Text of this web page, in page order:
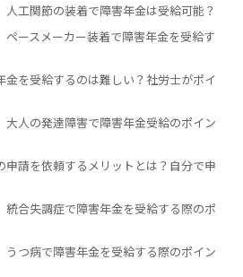
人工関節の装着で障害年金は受給可能？
ペースメーカー装着で障害年金を受給す
金を受給するのは難しい？社労士がポイ
大人の発達障害で障害年金受給のポイン
申請を依頼するメリットとは？自分で申
統合失調症で障害年金を受給する際のポ
うつ病で障害年金を受給する際のポイン